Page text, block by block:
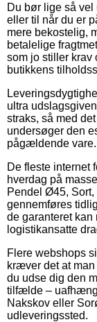
Du bør lige så
eller til når du er
mere bekostelig,
betalelige
som jo stiller krav
butikkens
ultra
straks, så med
undersøger den
pågældende vare.
De fleste internet
hverdag på
Pendel Ø45,
gennemføres
de garanteret kan
logistikansatte
Flere webshops
kræver det at
du udse dig den
tilfælde –
Nakskov eller
udleveringssted.